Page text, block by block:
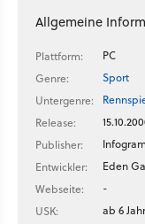
Allgemeine
Plattform:
PC
Genre:
Sport
Untergenre:
Release:
Publisher:
Entwickler:
Eden
Webseite:
-
USK:
ab 6